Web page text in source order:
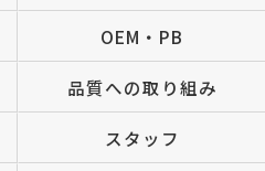
OEM・PB
品質への取り組み
スタッフ